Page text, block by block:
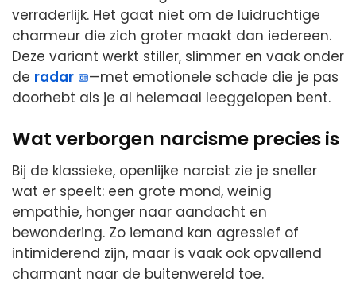
verraderlijk. Het gaat niet om de luidruchtige
charmeur die zich groter maakt dan iedereen.
Deze variant werkt stiller, slimmer en vaak onder
de radar
—met emotionele schade die je pas
doorhebt als je al helemaal leeggelopen bent.
Wat verborgen narcisme precies is
Bij de klassieke, openlijke narcist zie je sneller
wat er speelt: een grote mond, weinig
empathie, honger naar aandacht en
bewondering. Zo iemand kan agressief of
intimiderend zijn, maar is vaak ook opvallend
charmant naar de buitenwereld toe.